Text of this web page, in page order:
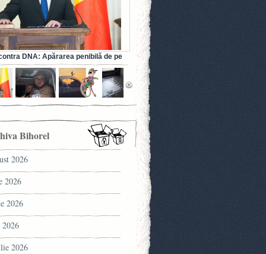
DNA: Apărarea penibilă de pe
fostului ministru al Sănătății (VIDEO)
Bihorel
2026
2026
2026
2026